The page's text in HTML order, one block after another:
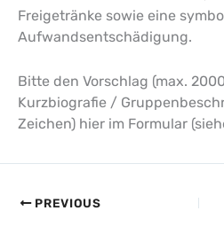
Freigetränke sowie eine
Aufwandsentschädigung.
Bitte den Vorschlag (max.
Kurzbiografie /
Zeichen) hier im Formular
PREVIOUS